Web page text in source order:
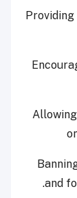
-
-
-
-
and